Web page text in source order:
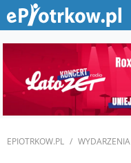
EPIOTRKOW.PL WYDARZENIA